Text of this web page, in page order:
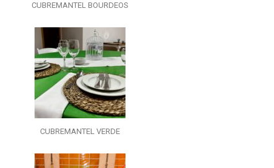
CUBREMANTEL BOURDEOS
CUBREMANTEL VERDE